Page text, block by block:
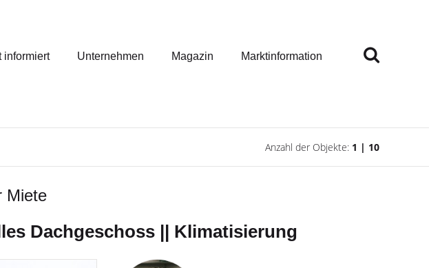
informiert Unternehmen Magazin Marktinformation
Anzahl der Objekte: 1 | 10
Miete
Dachgeschoss || Klimatisierung